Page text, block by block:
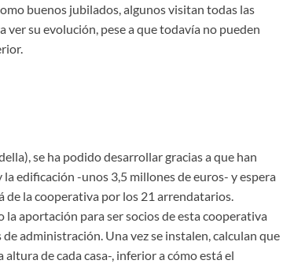
buenos jubilados, algunos visitan todas las
ver su evolución, pese a que todavía no pueden
se ha podido desarrollar gracias a que han
edificación -unos 3,5 millones de euros- y espera
de la cooperativa por los 21 arrendatarios.
aportación para ser socios de esta cooperativa
administración. Una vez se instalen, calculan que
de cada casa-, inferior a cómo está el